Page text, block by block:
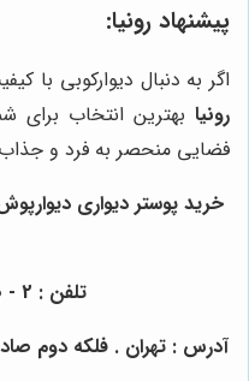
پیشنهاد رونیا:
اگر به دنبال دیوارکوبی با
رونیا بهترین انتخاب برای
فضایی منحصر به فرد و جذاب
خرید پوستر دیواری
تلفن : 2 - 44288700 - 021
آدرس : تهران . فلکه دوم